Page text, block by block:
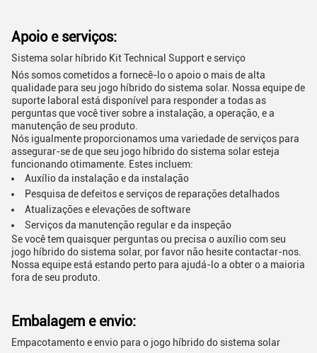
Apoio e serviços:
Sistema solar híbrido Kit Technical Support e serviço
Nós somos cometidos a fornecê-lo o apoio o mais de alta
qualidade para seu jogo híbrido do sistema solar. Nossa equipe de
suporte laboral está disponível para responder a todas as
perguntas que você tiver sobre a instalação, a operação, e a
manutenção de seu produto.
Nós igualmente proporcionamos uma variedade de serviços para
assegurar-se de que seu jogo híbrido do sistema solar esteja
funcionando otimamente. Estes incluem:
Auxílio da instalação e da instalação
Pesquisa de defeitos e serviços de reparações detalhados
Atualizações e elevações de software
Serviços da manutenção regular e da inspeção
Se você tem quaisquer perguntas ou precisa o auxílio com seu
jogo híbrido do sistema solar, por favor não hesite contactar-nos.
Nossa equipe está estando perto para ajudá-lo a obter o a maioria
fora de seu produto.
Embalagem e envio:
Empacotamento e envio para o jogo híbrido do sistema solar